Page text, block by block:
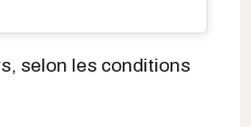
selon les conditions